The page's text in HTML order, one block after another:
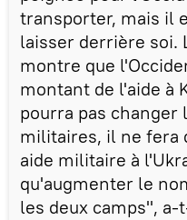
transporter, mais il
laisser derrière soi.
montre que
montant de l'aide à
pourra pas changer
militaires, il ne fera
aide militaire à
qu'augmenter le
les deux camps",